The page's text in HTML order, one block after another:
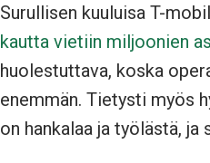
Surullisen kuuluisa T-
kautta vietiin miljoonien
huolestuttava, koska
enemmän. Tietysti myös
on hankalaa ja työlästä,